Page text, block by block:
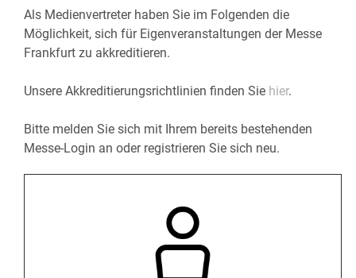
Als Medienvertreter haben Sie im Folgenden die
Möglichkeit, sich für Eigenveranstaltungen der Messe
Frankfurt zu akkreditieren.
Unsere Akkreditierungsrichtlinien finden Sie hier.
Bitte melden Sie sich mit Ihrem bereits bestehenden
Messe-Login an oder registrieren Sie sich neu.